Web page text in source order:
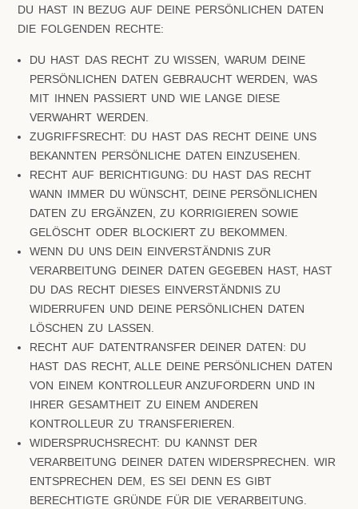
DU HAST IN BEZUG AUF DEINE PERSÖNLICHEN DATEN
DIE FOLGENDEN RECHTE:
DU HAST DAS RECHT ZU WISSEN, WARUM DEINE
PERSÖNLICHEN DATEN GEBRAUCHT WERDEN, WAS
MIT IHNEN PASSIERT UND WIE LANGE DIESE
VERWAHRT WERDEN.
ZUGRIFFSRECHT: DU HAST DAS RECHT DEINE UNS
BEKANNTEN PERSÖNLICHE DATEN EINZUSEHEN.
RECHT AUF BERICHTIGUNG: DU HAST DAS RECHT
WANN IMMER DU WÜNSCHT, DEINE PERSÖNLICHEN
DATEN ZU ERGÄNZEN, ZU KORRIGIEREN SOWIE
GELÖSCHT ODER BLOCKIERT ZU BEKOMMEN.
WENN DU UNS DEIN EINVERSTÄNDNIS ZUR
VERARBEITUNG DEINER DATEN GEGEBEN HAST, HAST
DU DAS RECHT DIESES EINVERSTÄNDNIS ZU
WIDERRUFEN UND DEINE PERSÖNLICHEN DATEN
LÖSCHEN ZU LASSEN.
RECHT AUF DATENTRANSFER DEINER DATEN: DU
HAST DAS RECHT, ALLE DEINE PERSÖNLICHEN DATEN
VON EINEM KONTROLLEUR ANZUFORDERN UND IN
IHRER GESAMTHEIT ZU EINEM ANDEREN
KONTROLLEUR ZU TRANSFERIEREN.
WIDERSPRUCHSRECHT: DU KANNST DER
VERARBEITUNG DEINER DATEN WIDERSPRECHEN. WIR
ENTSPRECHEN DEM, ES SEI DENN ES GIBT
BERECHTIGTE GRÜNDE FÜR DIE VERARBEITUNG.